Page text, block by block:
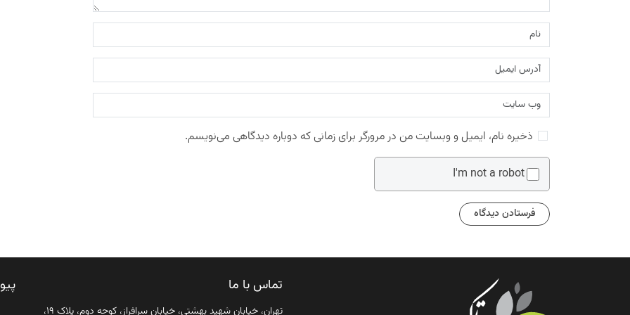
ذخیره نام، ایمیل و وبسایت من در مرورگر برای زمانی که دوباره دیدگاهی می‌نویسم.
I'm not a robot
تماس با ما
تهران، خیابان شهید بهشتی، خیابان سرافراز، کوچه دوم، پلاک ۱۹،